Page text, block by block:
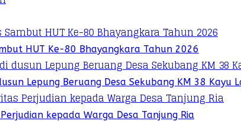
HUT Ke-80 Bhayangkara Tahun 2026
Lepung Beruang Desa Sekubang KM 38 Kayu
kepada Warga Desa Tanjung Ria